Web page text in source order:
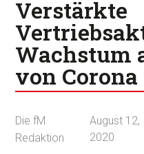
Verstärkte
Wachstum
von Corona
Die fM
Redaktion
August 12,
2020